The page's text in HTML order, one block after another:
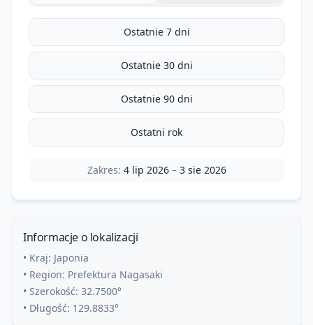
Ostatnie 7 dni
Ostatnie 30 dni
Ostatnie 90 dni
Ostatni rok
Zakres: 4 lip 2026– 3 sie 2026
Informacje o lokalizacji
• Kraj: Japonia
• Region: Prefektura Nagasaki
• Szerokość: 32.7500°
• Długość: 129.8833°